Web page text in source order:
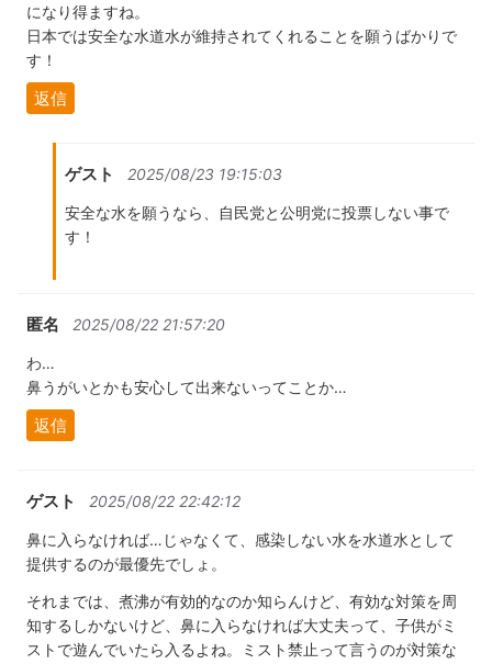
になり得ますね。
日本では安全な水道水が維持されてくれることを願うばかりで
す！
返信
ゲスト 2025/08/23 19:15:03
安全な水を願うなら、自民党と公明党に投票しない事で
す！
匿名 2025/08/22 21:57:20
わ…
鼻うがいとかも安心して出来ないってことか…
返信
ゲスト 2025/08/22 22:42:12
鼻に入らなければ…じゃなくて、感染しない水を水道水として
提供するのが最優先でしょ。
それまでは、煮沸が有効的なのか知らんけど、有効な対策を周
知するしかないけど、鼻に入らなければ大丈夫って、子供がミ
ストで遊んでいたら入るよね。ミスト禁止って言うのが対策な